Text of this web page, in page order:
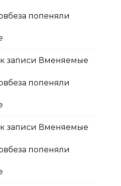
попеняли
к записи Вменяемые
попеняли
к записи Вменяемые
попеняли